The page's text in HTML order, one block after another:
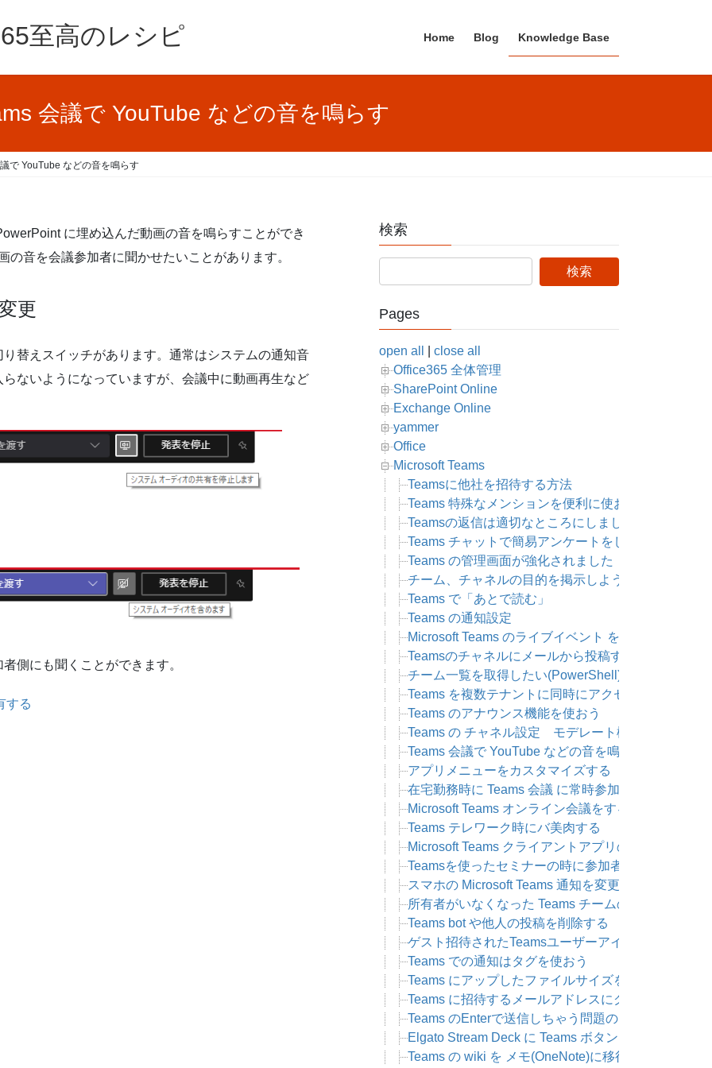
至高のレシピ Home Blog Knowledge Base
会議で YouTube などの音を鳴らす
で YouTube などの音を鳴らす
に埋め込んだ動画の音を鳴らすことができ
音を会議参加者に聞かせたいことがあります。
更
替えスイッチがあります。通常はシステムの通知音
ないようになっていますが、会議中に動画再生など
側にも聞くことができます。
する
検索
Pages
open all |close all
Office365 全体管理
SharePoint Online
Exchange Online
yammer
Office
Microsoft Teams
Teamsに他社を招待する方法
Teams 特殊なメンションを便利に使おう
Teamsの返信は適切なところにしましょう
Teams チャットで簡易アンケートをしよう
Teams の管理画面が強化されました：チームを管理
チーム、チャネルの目的を掲示しよう
Teams で「あとで読む」
Teams の通知設定
Microsoft Teams のライブイベント を OBS を使って
Teamsのチャネルにメールから投稿する
チーム一覧を取得したい(PowerShell)
Teams を複数テナントに同時にアクセスする
Teams のアナウンス機能を使おう
Teams の チャネル設定 モデレート機能
Teams 会議で YouTube などの音を鳴らす
アプリメニューをカスタマイズする
在宅勤務時に Teams 会議 に常時参加する
Microsoft Teams オンライン会議をするときのTips
Teams テレワーク時にバ美肉する
Microsoft Teams クライアントアプリの再インスト
Teamsを使ったセミナーの時に参加者に質問したい
スマホの Microsoft Teams 通知を変更する
所有者がいなくなった Teams チームの通知を受け取
Teams bot や他人の投稿を削除する
ゲスト招待されたTeamsユーザーアイコンを変更する
Teams での通知はタグを使おう
Teams にアップしたファイルサイズを常に表示する
Teams に招待するメールアドレスにグループアドレ
Teams のEnterで送信しちゃう問題の回避方法
Elgato Stream Deck に Teams ボタンを設置する
Teams の wiki を メモ(OneNote)に移行する